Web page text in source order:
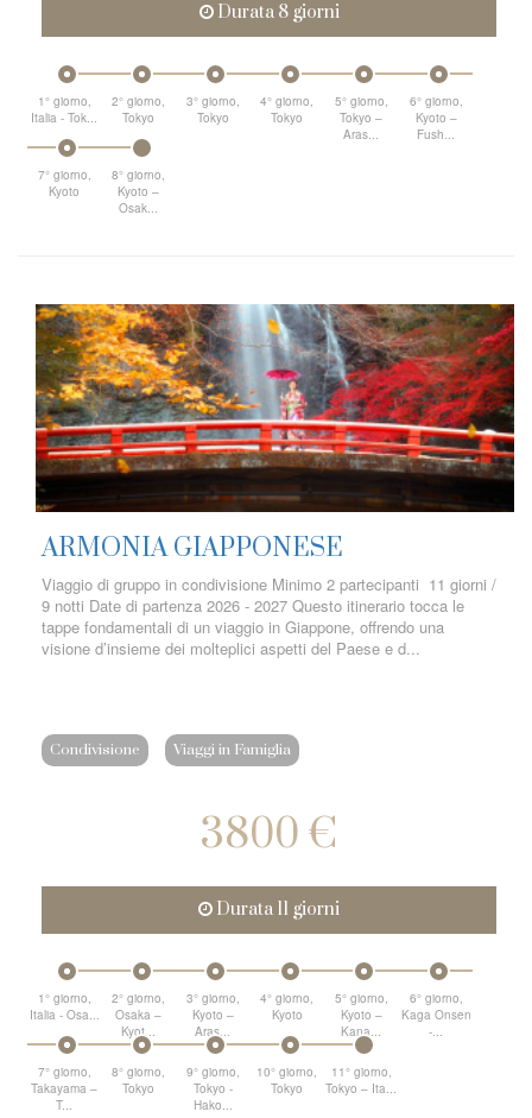
Durata 8 giorni
1° giorno,
Italia - Tok...
2° giorno,
Tokyo
3° giorno,
Tokyo
4° giorno,
Tokyo
5° giorno,
Tokyo –
Aras...
6° giorno,
Kyoto –
Fush...
7° giorno,
Kyoto
8° giorno,
Kyoto –
Osak...
ARMONIA GIAPPONESE
Viaggio di gruppo in condivisione Minimo 2 partecipanti 11 giorni /
9 notti Date di partenza 2026 - 2027 Questo itinerario tocca le
tappe fondamentali di un viaggio in Giappone, offrendo una
visione d’insieme dei molteplici aspetti del Paese e d...
Condivisione Viaggi in Famiglia
3800 €
Durata 11 giorni
1° giorno,
Italia - Osa...
2° giorno,
Osaka –
Kyot...
3° giorno,
Kyoto –
Aras...
4° giorno,
Kyoto
5° giorno,
Kyoto –
Kana...
6° giorno,
Kaga Onsen
-...
7° giorno,
Takayama –
T...
8° giorno,
Tokyo
9° giorno,
Tokyo -
Hako...
10° giorno,
Tokyo
11° giorno,
Tokyo – Ita...